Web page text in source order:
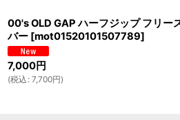
00's OLD GAP ハーフジップ フリー
バー [mot01520101507789]
7,000円
(税込 : 7,700円)